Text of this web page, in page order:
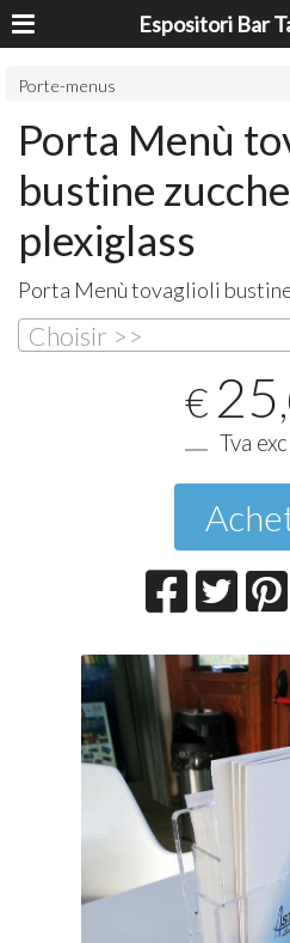
Porte-menus
Porta Menù
bustine
plexiglass
Porta Menù tovaglioli
Choisir >>
€ 25
Tva